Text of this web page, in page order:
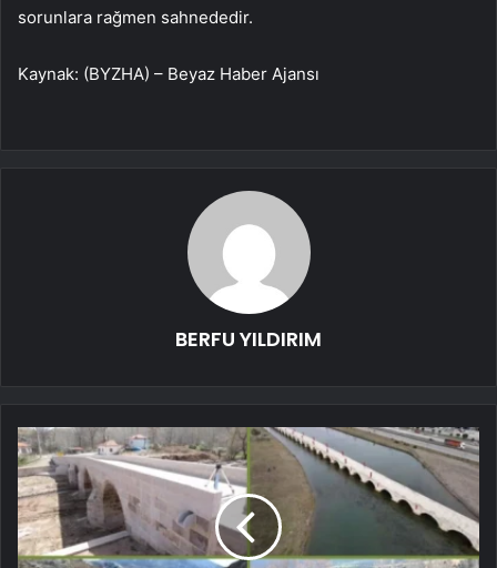
sorunlara rağmen sahnededir.
Kaynak: (BYZHA) – Beyaz Haber Ajansı
BERFU YILDIRIM